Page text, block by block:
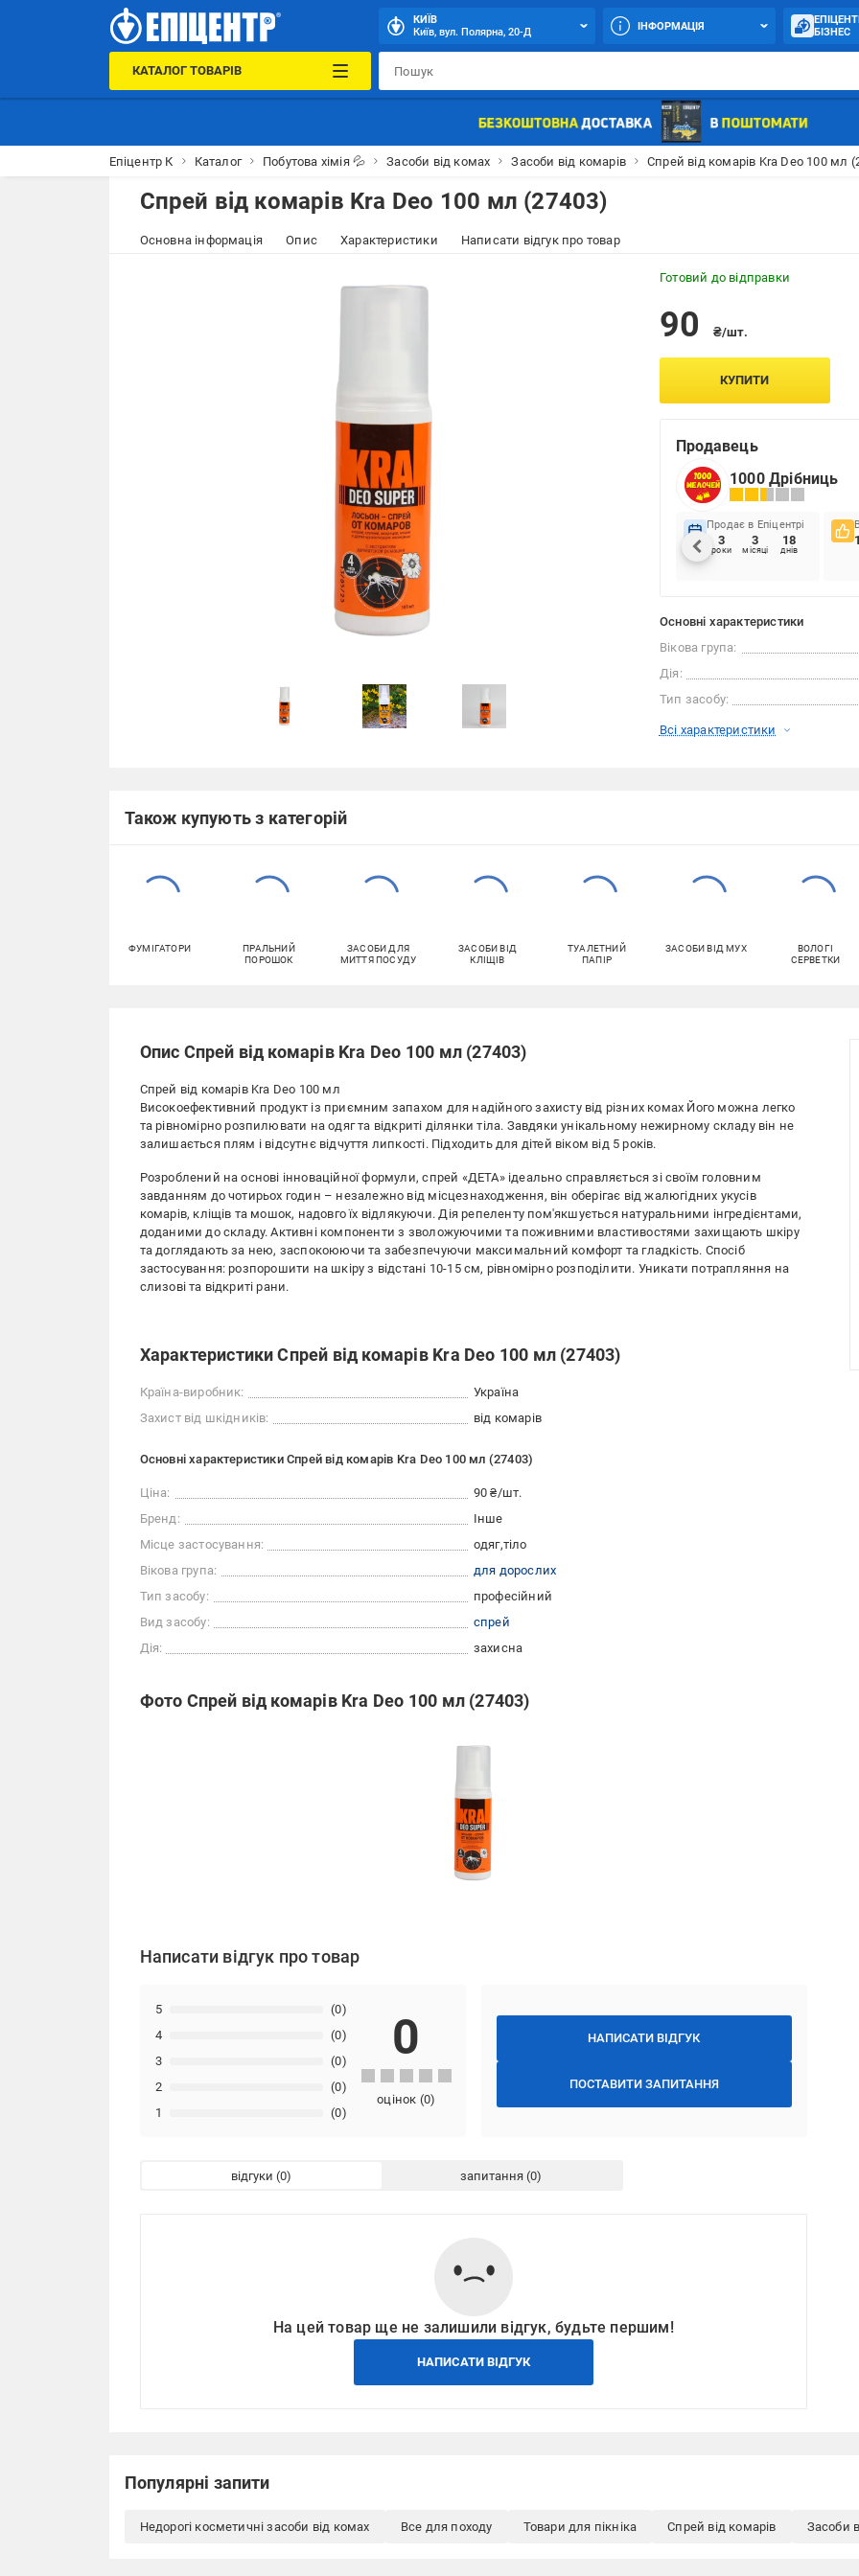
КИЇВ
Київ, вул. Полярна, 20-Д
ІНФОРМАЦІЯ
БІЗНЕС
КАТАЛОГ ТОВАРІВ
Епіцентр К Каталог Побутова хімія 💦 Засоби від комах Засоби від комарів Спрей від комарів Kra Deo 100 мл
Спрей від комарів Kra Deo 100 мл (27403)
Основна інформація Опис Характеристики Написати відгук про товар
Готовий до відправки
90 ₴/шт.
КУПИТИ
Продавець
1000 Дрібниць
Продає в Епіцентрі
3
роки
3
місяці
18
днів
Основні характеристики
Вікова група:
Дія:
Тип засобу:
Всі характеристики
Також купують з категорій
ФУМІГАТОРИ
ПРАЛЬНИЙ
ПОРОШОК
ЗАСОБИ ДЛЯ
МИТТЯ ПОСУДУ
ЗАСОБИ ВІД
КЛІЩІВ
ТУАЛЕТНИЙ
ПАПІР
ЗАСОБИ ВІД МУХ
ВОЛОГІ
СЕРВЕТКИ
Опис Спрей від комарів Kra Deo 100 мл (27403)
Спрей від комарів Kra Deo 100 мл
Високоефективний продукт із приємним запахом для надійного захисту від різних комах Його можна легко
та рівномірно розпилювати на одяг та відкриті ділянки тіла. Завдяки унікальному нежирному складу він не
залишається плям і відсутнє відчуття липкості. Підходить для дітей віком від 5 років.
Розроблений на основі інноваційної формули, спрей «ДЕТА» ідеально справляється зі своїм головним
завданням до чотирьох годин – незалежно від місцезнаходження, він оберігає від жалюгідних укусів
комарів, кліщів та мошок, надовго їх відлякуючи. Дія репеленту пом'якшується натуральними інгредієнтами,
доданими до складу. Активні компоненти з зволожуючими та поживними властивостями захищають шкіру
та доглядають за нею, заспокоюючи та забезпечуючи максимальний комфорт та гладкість. Спосіб
застосування: розпорошити на шкіру з відстані 10-15 см, рівномірно розподілити. Уникати потрапляння на
слизові та відкриті рани.
Характеристики Спрей від комарів Kra Deo 100 мл (27403)
Країна-виробник:
Україна
Захист від шкідників:
від комарів
Основні характеристики Спрей від комарів Kra Deo 100 мл (27403)
Ціна:
90 ₴/шт.
Бренд:
Інше
Місце застосування:
одяг тіло
Вікова група:
для дорослих
Тип засобу:
професійний
Вид засобу:
спрей
Дія:
захисна
Фото Спрей від комарів Kra Deo 100 мл (27403)
Написати відгук про товар
НАПИСАТИ ВІДГУК
ПОСТАВИТИ ЗАПИТАННЯ
1 (0)
2 (0)
3 (0)
4 (0)
5 (0)
0
оцінок (0)
відгуки запитання
На цей товар ще не залишили відгук, будьте першим!
НАПИСАТИ ВІДГУК
Популярні запити
Недорогі косметичні засоби від комах Все для походу Товари для пікніка Спрей від комарів Засоби